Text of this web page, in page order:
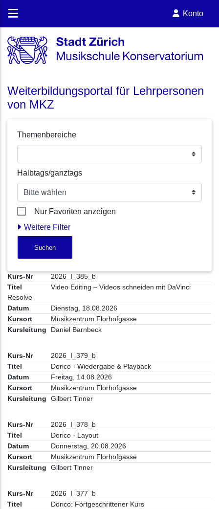
Konto
Weiterbildungsportal für Lehrpersonen
von MKZ
Themenbereiche
Halbtags/ganztags
Nur Favoriten anzeigen
Weitere Filter
Suchen
2026_I_385_b
Video Editing – Videos schneiden mit DaVinci
Resolve
Dienstag, 18.08.2026
Musikzentrum Florhofgasse
Daniel Barnbeck
2026_I_379_b
Dorico - Wiedergabe & Playback
Freitag, 14.08.2026
Musikzentrum Florhofgasse
Gilbert Tinner
2026_I_378_b
Dorico - Layout
Donnerstag, 20.08.2026
Musikzentrum Florhofgasse
Gilbert Tinner
2026_I_377_b
Dorico: Fortgeschrittener Kurs